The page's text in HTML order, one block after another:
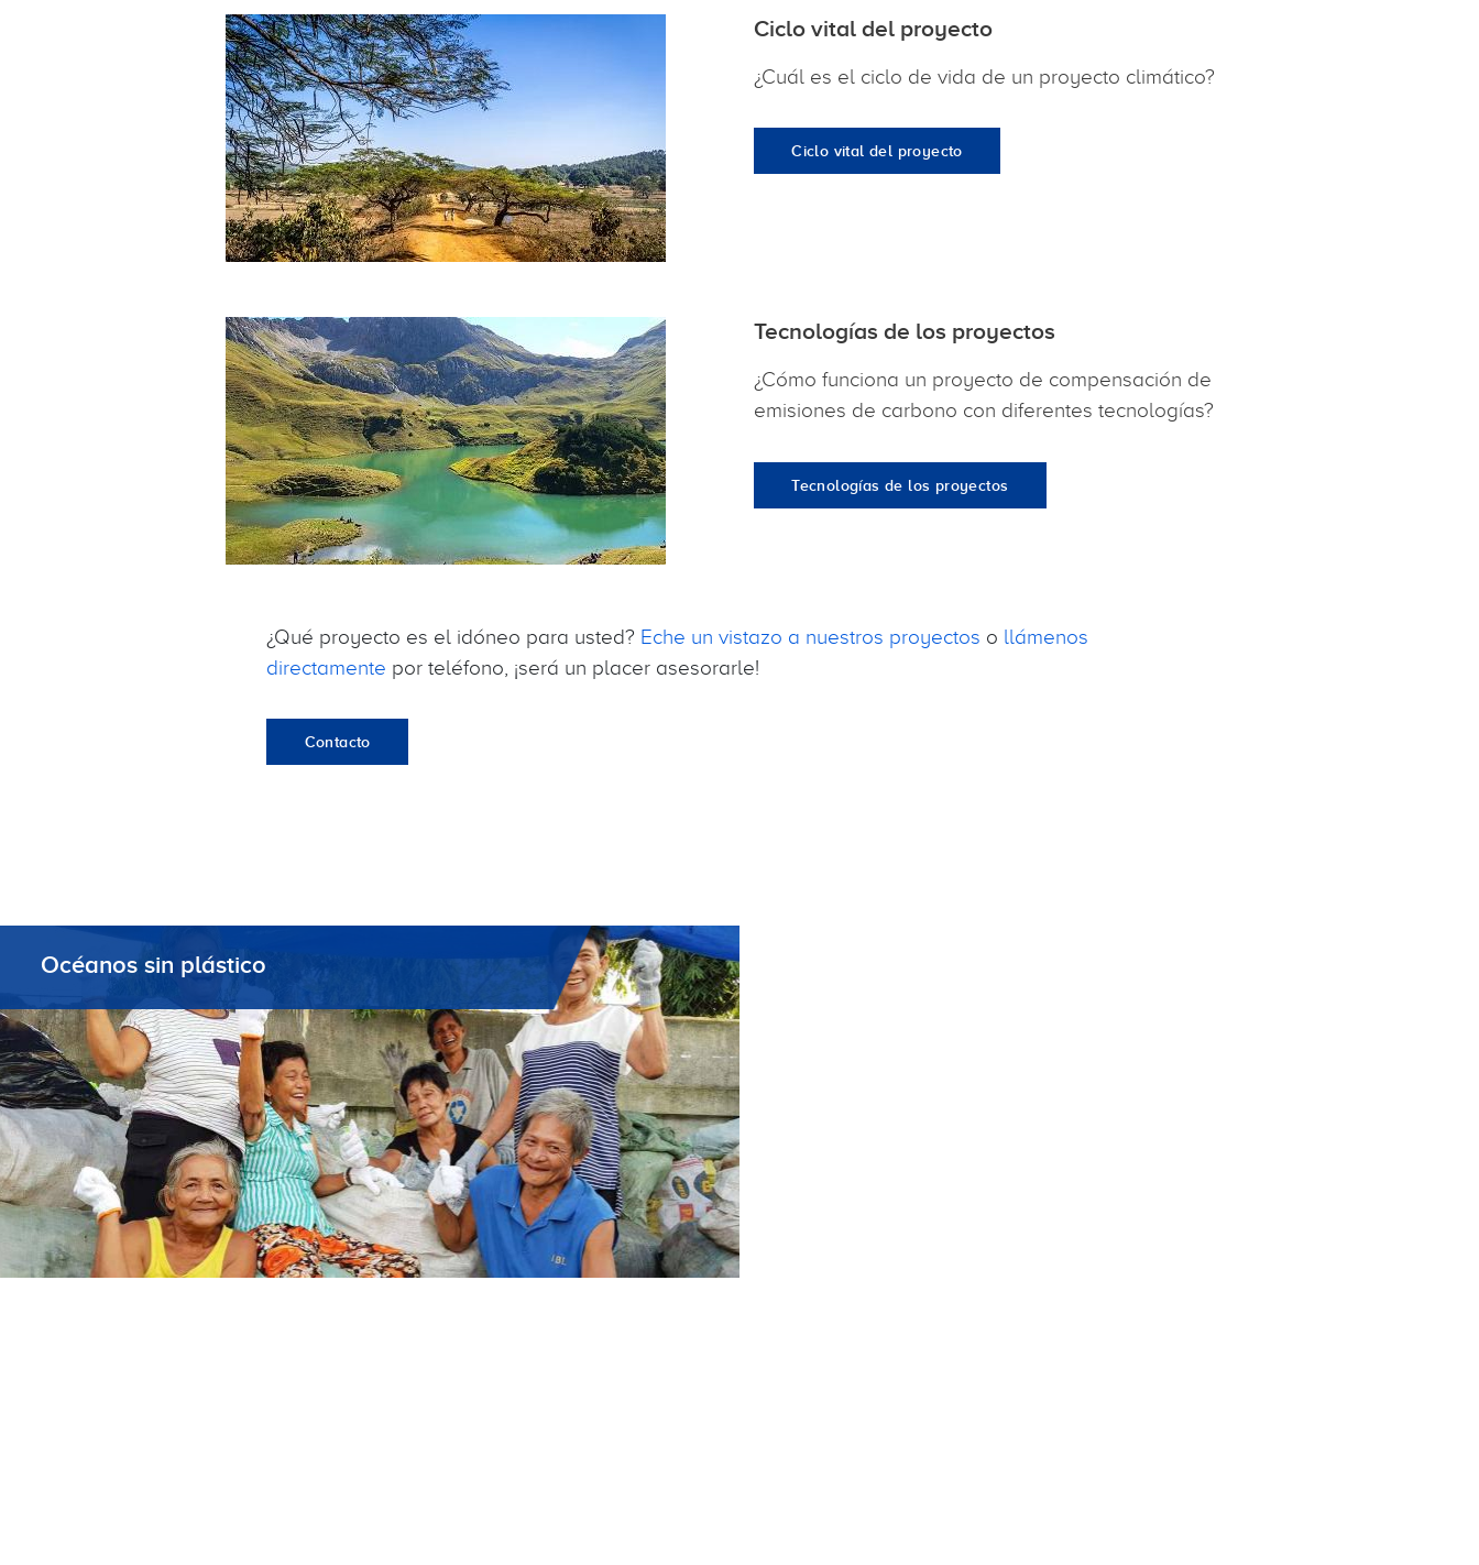
Ciclo vital del proyecto
¿Cuál es el ciclo de vida de un proyecto climático?
Ciclo vital del proyecto
Tecnologías de los proyectos
¿Cómo funciona un proyecto de compensación de
emisiones de carbono con diferentes tecnologías?
Tecnologías de los proyectos
¿Qué proyecto es el idóneo para usted? Eche un vistazo a nuestros proyectos o llámenos
directamente por teléfono, ¡será un placer asesorarle!
Contacto
Océanos sin plástico
Contener el flujo de plástico
Acción climática con océanos limpios